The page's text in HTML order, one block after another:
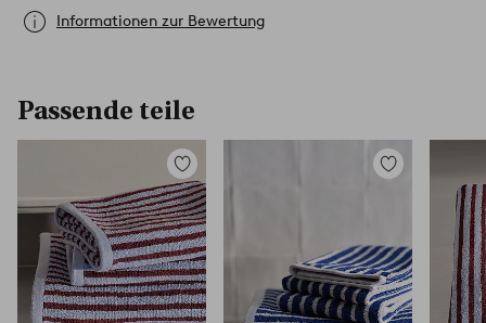
Informationen zur Bewertung
Passende teile
Zu
Favoriten
hinzufügen
Zu